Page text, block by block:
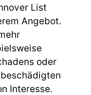
List
Angebot.
oder
Interesse.